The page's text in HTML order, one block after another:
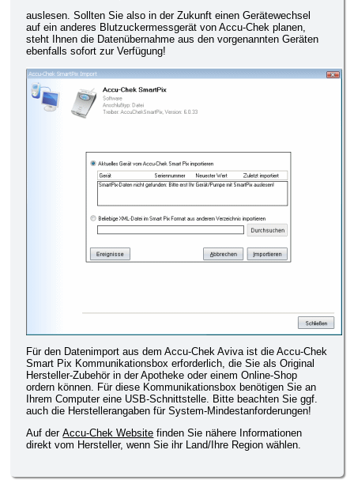
auslesen. Sollten Sie also in der Zukunft einen Gerätewechsel
auf ein anderes Blutzuckermessgerät von Accu-Chek planen,
steht Ihnen die Datenübernahme aus den vorgenannten Geräten
ebenfalls sofort zur Verfügung!
Für den Datenimport aus dem Accu-Chek Aviva ist die Accu-Chek
Smart Pix Kommunikationsbox erforderlich, die Sie als Original
Hersteller-Zubehör in der Apotheke oder einem Online-Shop
ordern können. Für diese Kommunikationsbox benötigen Sie an
Ihrem Computer eine USB-Schnittstelle. Bitte beachten Sie ggf.
auch die Herstellerangaben für System-Mindestanforderungen!
Auf derAccu-Chek Website finden Sie nähere Informationen
direkt vom Hersteller, wenn Sie ihr Land/Ihre Region wählen.